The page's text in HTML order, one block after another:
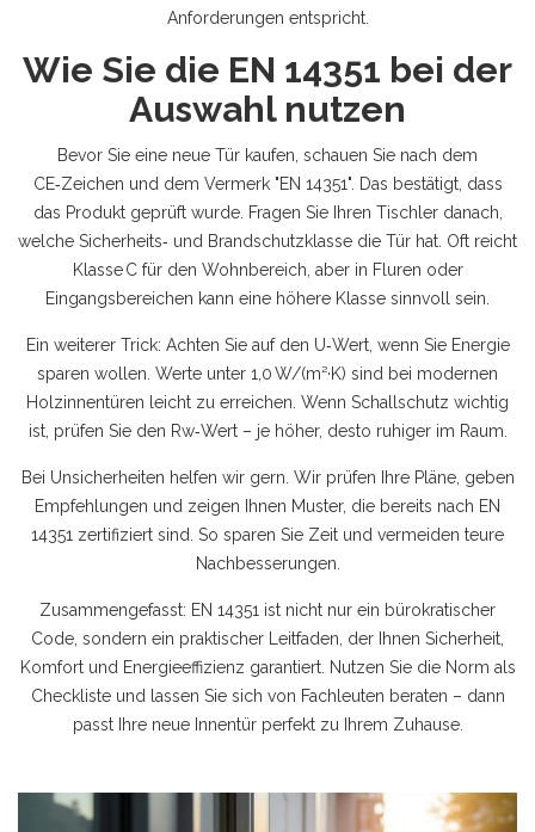
Anforderungen entspricht.
Wie Sie die EN 14351 bei der
Auswahl nutzen
Bevor Sie eine neue Tür kaufen, schauen Sie nach dem
CE‑Zeichen und dem Vermerk "EN 14351". Das bestätigt, dass
das Produkt geprüft wurde. Fragen Sie Ihren Tischler danach,
welche Sicherheits‑ und Brandschutzklasse die Tür hat. Oft reicht
Klasse C für den Wohnbereich, aber in Fluren oder
Eingangsbereichen kann eine höhere Klasse sinnvoll sein.
Ein weiterer Trick: Achten Sie auf den U‑Wert, wenn Sie Energie
sparen wollen. Werte unter 1,0 W/(m²·K) sind bei modernen
Holzinnentüren leicht zu erreichen. Wenn Schallschutz wichtig
ist, prüfen Sie den Rw‑Wert – je höher, desto ruhiger im Raum.
Bei Unsicherheiten helfen wir gern. Wir prüfen Ihre Pläne, geben
Empfehlungen und zeigen Ihnen Muster, die bereits nach EN
14351 zertifiziert sind. So sparen Sie Zeit und vermeiden teure
Nachbesserungen.
Zusammengefasst: EN 14351 ist nicht nur ein bürokratischer
Code, sondern ein praktischer Leitfaden, der Ihnen Sicherheit,
Komfort und Energieeffizienz garantiert. Nutzen Sie die Norm als
Checkliste und lassen Sie sich von Fachleuten beraten – dann
passt Ihre neue Innentür perfekt zu Ihrem Zuhause.